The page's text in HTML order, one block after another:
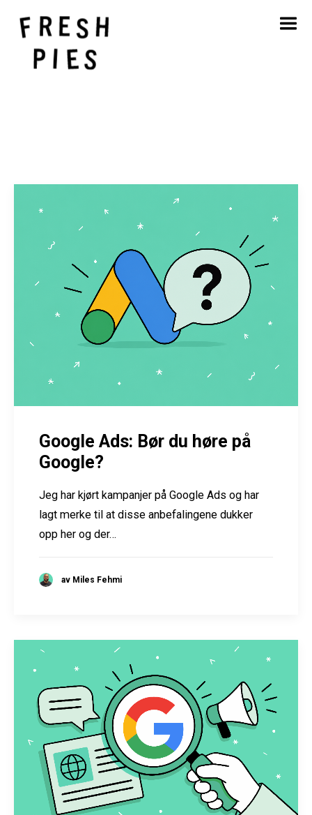
Hjem
Google Ads: Bør du høre på
Google?
Jeg har kjørt kampanjer på Google Ads og har
lagt merke til at disse anbefalingene dukker
opp her og der…
av Miles Fehmi